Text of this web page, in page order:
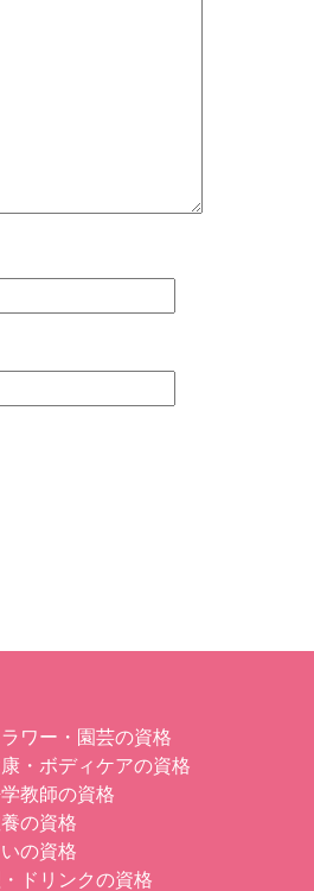
ワー・園芸の資格
・ボディケアの資格
教師の資格
の資格
の資格
ドリンクの資格